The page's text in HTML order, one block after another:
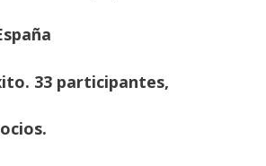
33 participantes,